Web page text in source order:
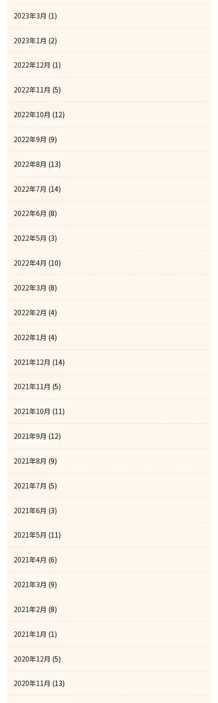
2023年3月 (1)
2023年1月 (2)
2022年12月 (1)
2022年11月 (5)
2022年10月 (12)
2022年9月 (9)
2022年8月 (13)
2022年7月 (14)
2022年6月 (8)
2022年5月 (3)
2022年4月 (10)
2022年3月 (8)
2022年2月 (4)
2022年1月 (4)
2021年12月 (14)
2021年11月 (5)
2021年10月 (11)
2021年9月 (12)
2021年8月 (9)
2021年7月 (5)
2021年6月 (3)
2021年5月 (11)
2021年4月 (6)
2021年3月 (9)
2021年2月 (8)
2021年1月 (1)
2020年12月 (5)
2020年11月 (13)